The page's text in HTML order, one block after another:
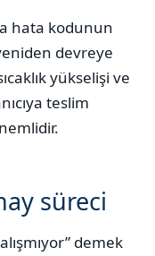
hata kodunun
devreye
yükselişi ve
teslim
süreci
demek